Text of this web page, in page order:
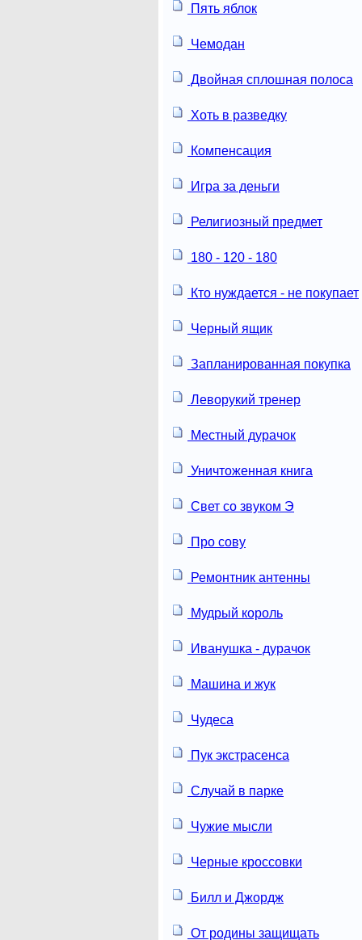
Пять яблок
Чемодан
Двойная сплошная полоса
Хоть в разведку
Компенсация
Игра за деньги
Религиозный предмет
180 - 120 - 180
Кто нуждается - не покупает
Черный ящик
Запланированная покупка
Леворукий тренер
Местный дурачок
Уничтоженная книга
Свет со звуком Э
Про сову
Ремонтник антенны
Мудрый король
Иванушка - дурачок
Машина и жук
Чудеса
Пук экстрасенса
Случай в парке
Чужие мысли
Черные кроссовки
Билл и Джордж
От родины защищать